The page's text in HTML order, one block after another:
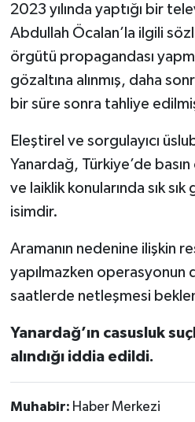
2023 yılında yaptığı bir
Abdullah Öcalan’la ilgili
örgütü propagandası
gözaltına alınmış, daha
bir süre sonra tahliye
Eleştirel ve sorgulayıcı
Yanardağ, Türkiye’de
ve laiklik konularında sık
isimdir.
Aramanın nedenine ilişkin
yapılmazken operasyonun
saatlerde netleşmesi
Yanardağ’ın casusluk
alındığı iddia edildi.
Muhabir: Haber Merkezi